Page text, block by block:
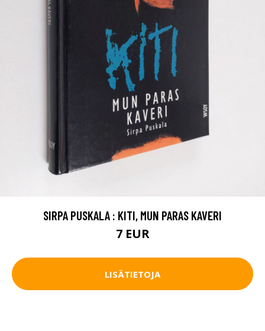
SIRPA PUSKALA : KITI, MUN PARAS KAVERI
7 EUR
LISÄTIETOJA